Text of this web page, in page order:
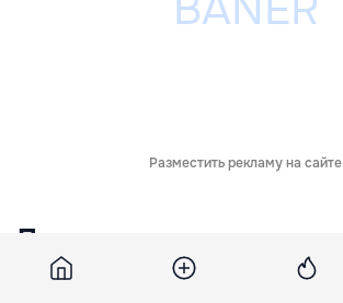
Разместить рекламу на сайте
Похожие новости